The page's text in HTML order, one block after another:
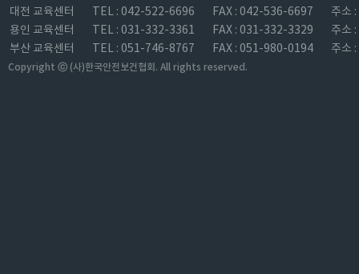
대전 교육센터
TEL : 042-522-6696 FAX : 042-536-6697
주소
용인 교육센터
TEL : 031-332-3361 FAX : 031-332-3329
주소
부산 교육센터
TEL : 051-746-8767 FAX : 051-980-0194 주소
Copyright ⓒ (사)한국안전보건협회. All rights reserved.